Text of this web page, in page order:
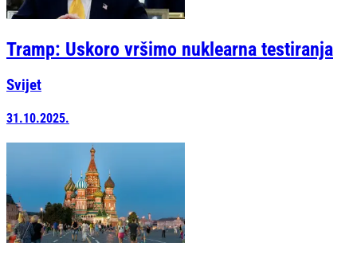
Tramp: Uskoro vršimo nuklearna testiranja
Svijet
31.10.2025.